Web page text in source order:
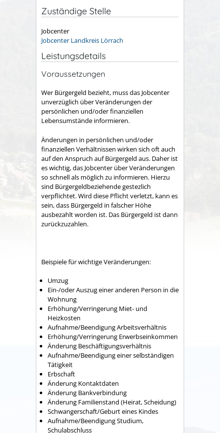
Zuständige Stelle
Jobcenter
Jobcenter Landkreis Lörrach
Leistungsdetails
Voraussetzungen
Wer Bürgergeld bezieht, muss das Jobcenter
unverzüglich über Veränderungen der
persönlichen und/oder finanziellen
Lebensumstände informieren.
Änderungen in persönlichen und/oder
finanziellen Verhältnissen wirken sich oft auch
auf den Anspruch auf Bürgergeld aus. Daher ist
es wichtig, das Jobcenter über Veränderungen
so schnell als möglich zu informieren. Hierzu
sind Bürgergeldbeziehende gestezlich
verpflichtet. Wird diese Pflicht verletzt, kann es
sein, dass Bürgergeld in falscher Höhe
ausbezahlt worden ist. Das Bürgergeld ist dann
zurückzuzahlen.
Beispiele für wichtige Veränderungen:
Umzug
Ein-/oder Auszug einer anderen Person in die
Wohnung
Erhöhung/Verringerung Miet- und
Heizkosten
Aufnahme/Beendigung Arbeitsverhältnis
Erhöhung/Verringerung Erwerbseinkommen
Änderung Beschäftigungsverhältnis
Aufnahme/Beendigung einer selbständigen
Tätigkeit
Erbschaft
Änderung Kontaktdaten
Änderung Bankverbindung
Änderung Familienstand (Heirat, Scheidung)
Schwangerschaft/Geburt eines Kindes
Aufnahme/Beendigung Studium,
Schulabschluss